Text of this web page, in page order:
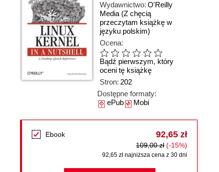
Wydawnictwo: O'Reilly
Media (Z chęcią
przeczytam książkę w
języku polskim)
Ocena:
Bądź pierwszym, który
oceni tę książkę
Stron: 202
Dostępne formaty:
ePubMobi
Ebook 92,65 zł
109,00 zł (-15%)
92,65 zł najniższa cena z 30 dni